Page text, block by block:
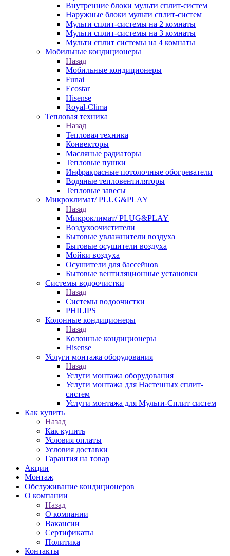
Внутренние блоки мульти сплит-систем
Наружные блоки мульти сплит-систем
Мульти сплит-системы на 2 комнаты
Мульти сплит-системы на 3 комнаты
Мульти сплит системы на 4 комнаты
Мобильные кондиционеры
Назад
Мобильные кондиционеры
Funai
Ecostar
Hisense
Royal-Clima
Тепловая техника
Назад
Тепловая техника
Конвекторы
Масляные радиаторы
Тепловые пушки
Инфракрасные потолочные обогреватели
Водяные тепловентиляторы
Тепловые завесы
Микроклимат/ PLUG&PLAY
Назад
Микроклимат/ PLUG&PLAY
Воздухоочистители
Бытовые увлажнители воздуха
Бытовые осушители воздуха
Мойки воздуха
Осушители для бассейнов
Бытовые вентиляционные установки
Системы водоочистки
Назад
Системы водоочистки
PHILIPS
Колонные кондиционеры
Назад
Колонные кондиционеры
Hisense
Услуги монтажа оборудования
Назад
Услуги монтажа оборудования
Услуги монтажа для Настенных сплит-
систем
Услуги монтажа для Мульти-Сплит систем
Как купить
Назад
Как купить
Условия оплаты
Условия доставки
Гарантия на товар
Акции
Монтаж
Обслуживание кондиционеров
О компании
Назад
О компании
Вакансии
Сертификаты
Политика
Контакты